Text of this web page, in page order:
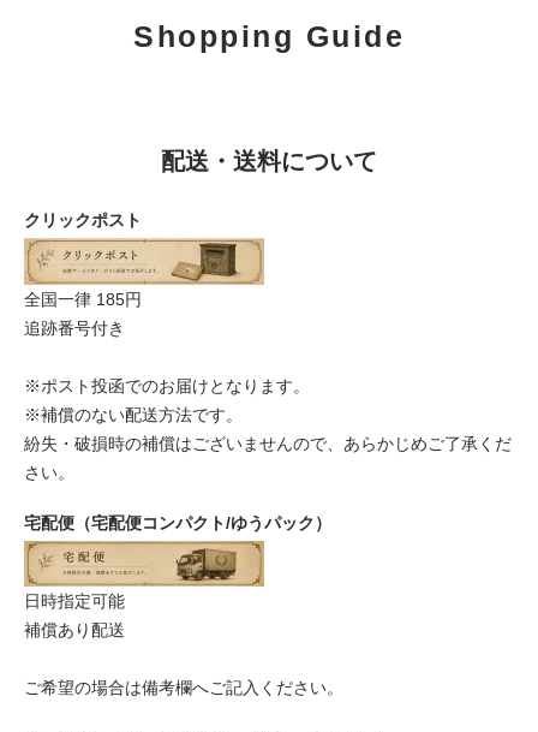
Shopping Guide
配送・送料について
クリックポスト
全国一律 185円
追跡番号付き
※ポスト投函でのお届けとなります。
※補償のない配送方法です。
紛失・破損時の補償はございませんので、あらかじめご了承くだ
さい。
宅配便（宅配便コンパクト/ゆうパック）
日時指定可能
補償あり配送
ご希望の場合は備考欄へご記入ください。